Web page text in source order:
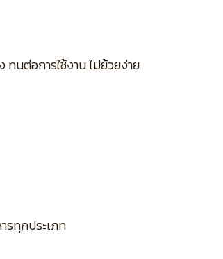
นต่อการใช้งาน ไม่ย้วยง่าย
รทุกประเภท